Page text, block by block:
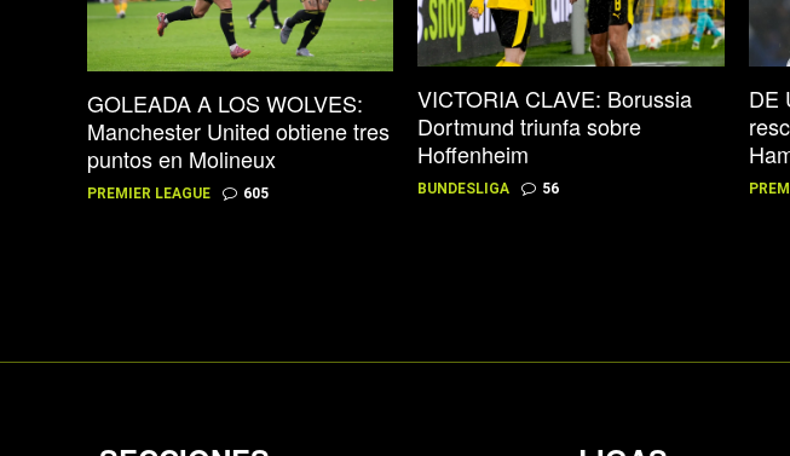
GOLEADA A LOS WOLVES:
Manchester United obtiene tres
puntos en Molineux
PREMIER LEAGUE 605
VICTORIA CLAVE: Borussia
Dortmund triunfa sobre
Hoffenheim
BUNDESLIGA 56
DE